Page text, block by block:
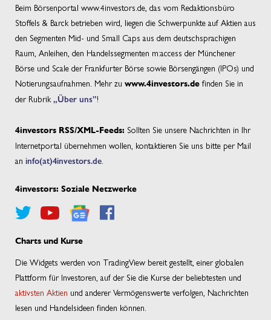
Beim Börsenportal www.4investors.de, das vom Redaktionsbüro
Stoffels & Barck betrieben wird, liegen die Schwerpunkte auf Aktien aus
den Segmenten Mid- und Small Caps aus dem deutschsprachigen
Raum, Anleihen, den Handelssegmenten m:access der Münchener
Börse und Scale der Frankfurter Börse sowie Börsengängen (IPOs) und
Notierungsaufnahmen. Mehr zu www.4investors.de finden Sie in
der Rubrik „Über uns”!
4investors RSS/XML-Feeds: Sollten Sie unsere Nachrichten in Ihr
Internetportal übernehmen wollen, kontaktieren Sie uns bitte per Mail
an info(at)4investors.de
4investors: Soziale Netzwerke
Charts und Kurse
Die Widgets werden von TradingView bereit gestellt, einer globalen
Plattform für Investoren, auf der Sie die Kurse der beliebtesten und
aktivsten Aktien und anderer Vermögenswerte verfolgen, Nachrichten
lesen und Handelsideen finden können.